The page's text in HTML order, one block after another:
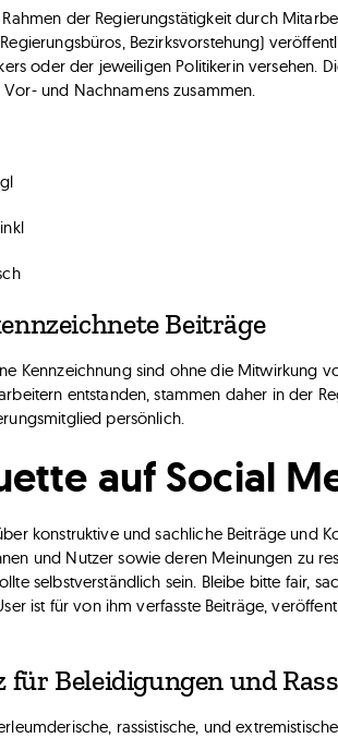
der Regierungstätigkeit durch
Bezirksvorstehung)
oder der jeweiligen Politikerin versehen.
Vor- und Nachnamens zusammen.
Beiträge
Kennzeichnung sind ohne die Mitwirkung
entstanden, stammen daher in der
persönlich.
auf Social
konstruktive und sachliche Beiträge und
und Nutzer sowie deren Meinungen zu
selbstverständlich sein. Bleibe bitte fair,
ist für von ihm verfasste Beiträge,
für Beleidigungen und
rassistische, und